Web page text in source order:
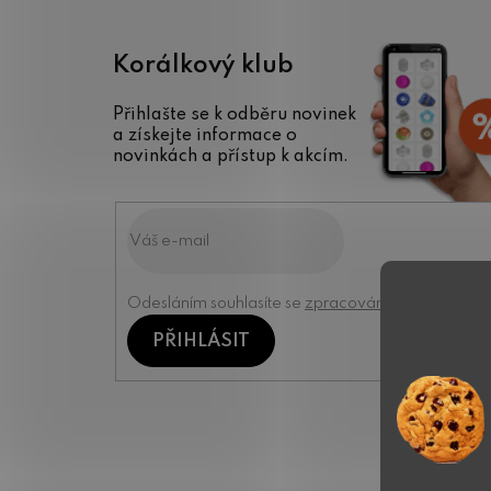
Korálkový klub
Přihlašte se k odběru novinek
a získejte informace o
novinkách a přístup k akcím.
Odesláním souhlasíte se zpracováním osobních
PŘIHLÁSIT